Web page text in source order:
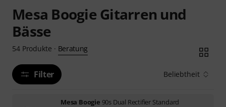
Mesa Boogie Gitarren und
Bässe
54 Produkte · Beratung
Filter Beliebtheit
Mesa Boogie 90s Dual Rectifier Standard